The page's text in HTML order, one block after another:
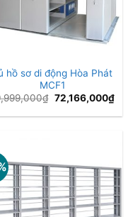
hồ sơ di động Hòa Phát
MCF1
₫ Giá
gốc
là:
72,166,000₫Giá
hiện
tại